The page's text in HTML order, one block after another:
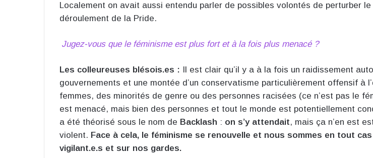
Localement on avait aussi entendu parler de possibles volontés de perturber le
déroulement de la Pride.
Jugez-vous que le féminisme est plus fort et à la fois plus menacé ?
Les colleureuses blésois.es : Il est clair qu’il y a à la fois un raidissement
gouvernements et une montée d’un conservatisme particulièrement offensif à
femmes, des minorités de genre ou des personnes racisées (ce n’est pas le
est menacé, mais bien des personnes et tout le monde est potentiellement
a été théorisé sous le nom de Backlash : on s’y attendait, mais ça n’en est
violent. Face à cela, le féminisme se renouvelle et nous sommes en tout
vigilant.e.s et sur nos gardes.